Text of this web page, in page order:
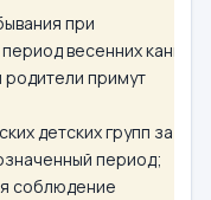
при
весенних каникул
родители примут
детских групп за
период;
соблюдение